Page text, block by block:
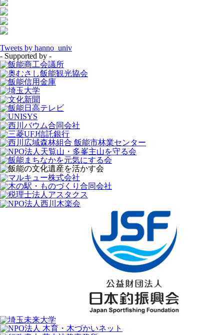
Tweets by hanno_univ
- Supported by -